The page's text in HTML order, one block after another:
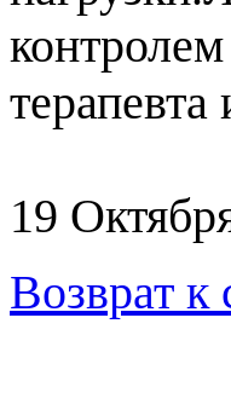
терапевта
19
Возврат к